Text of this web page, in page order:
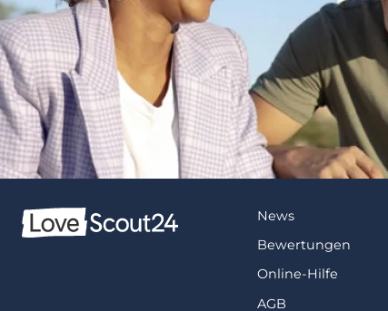
News
Bewertungen
Online-Hilfe
AGB